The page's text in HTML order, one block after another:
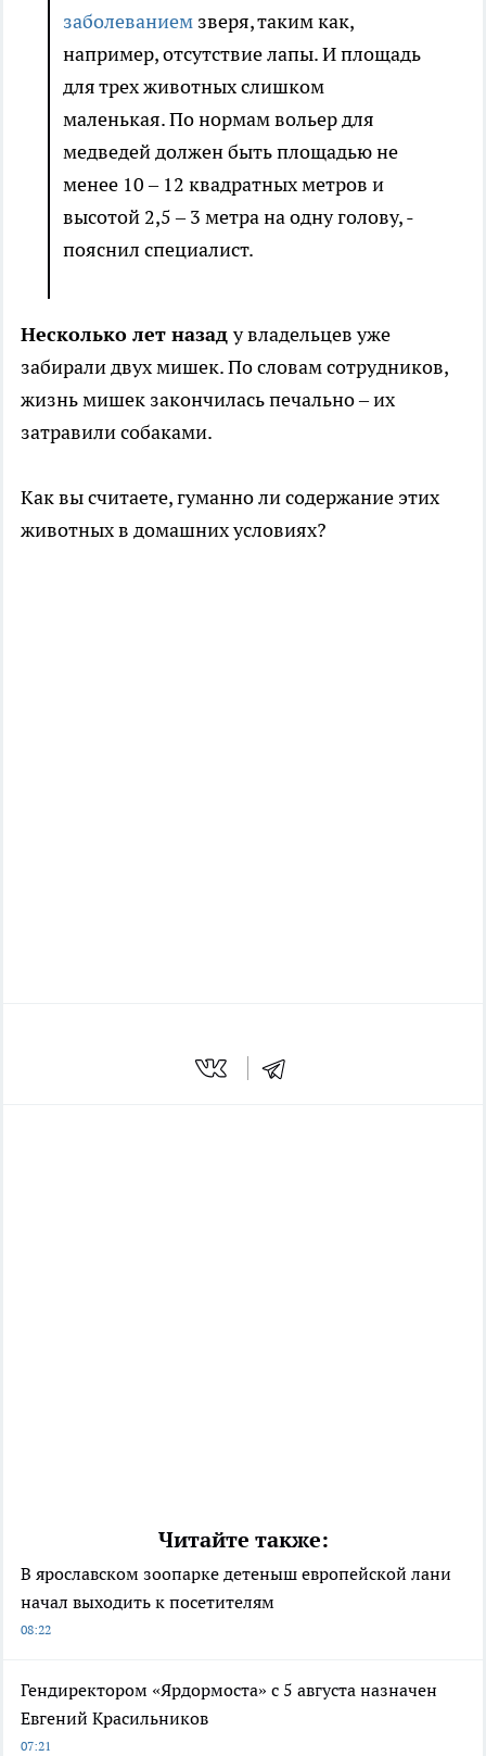
заболеванием зверя, таким как,
например, отсутствие лапы. И площадь
для трех животных слишком
маленькая. По нормам вольер для
медведей должен быть площадью не
менее 10 – 12 квадратных метров и
высотой 2,5 – 3 метра на одну голову, -
пояснил специалист.
Несколько лет назаду владельцев уже
забирали двух мишек. По словам сотрудников,
жизнь мишек закончилась печально – их
затравили собаками.
Как вы считаете, гуманно ли содержание этих
животных в домашних условиях?
Читайте также:
В ярославском зоопарке детеныш европейской лани
начал выходить к посетителям
08:22
Гендиректором «Ярдормоста» с 5 августа назначен
Евгений Красильников
07:21